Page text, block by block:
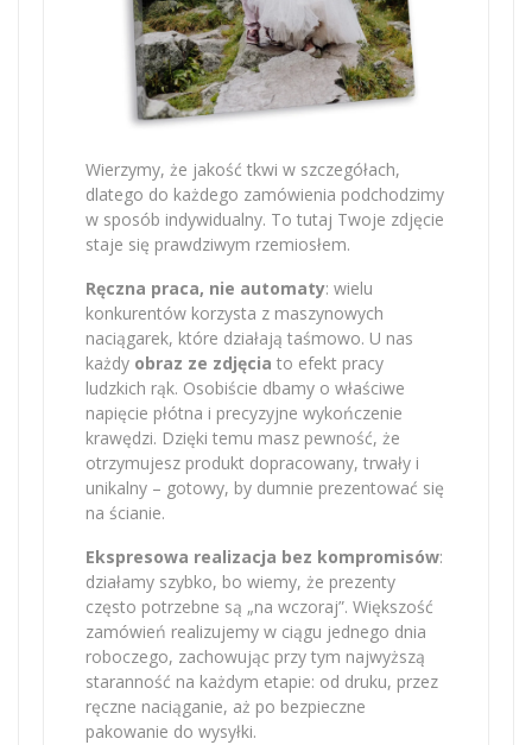
Wierzymy, że jakość tkwi w szczegółach,
dlatego do każdego zamówienia podchodzimy
w sposób indywidualny. To tutaj Twoje zdjęcie
staje się prawdziwym rzemiosłem.
Ręczna praca, nie automaty: wielu
konkurentów korzysta z maszynowych
naciągarek, które działają taśmowo. U nas
każdy obraz ze zdjęcia to efekt pracy
ludzkich rąk. Osobiście dbamy o właściwe
napięcie płótna i precyzyjne wykończenie
krawędzi. Dzięki temu masz pewność, że
otrzymujesz produkt dopracowany, trwały i
unikalny – gotowy, by dumnie prezentować się
na ścianie.
Ekspresowa realizacja bez kompromisów:
działamy szybko, bo wiemy, że prezenty
często potrzebne są „na wczoraj”. Większość
zamówień realizujemy w ciągu jednego dnia
roboczego, zachowując przy tym najwyższą
staranność na każdym etapie: od druku, przez
ręczne naciąganie, aż po bezpieczne
pakowanie do wysyłki.